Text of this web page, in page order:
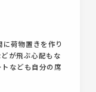
荷物置きを作り
が飛ぶ心配もな
なども自分の席